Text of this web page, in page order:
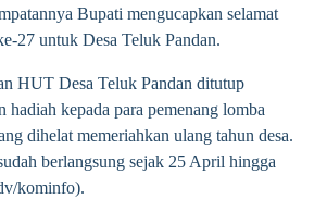
Bupati mengucapkan selamat
27 untuk Desa Teluk Pandan.
HUT Desa Teluk Pandan ditutup
hadiah kepada para pemenang lomba
dihelat memeriahkan ulang tahun desa.
berlangsung sejak 25 April hingga
kominfo).